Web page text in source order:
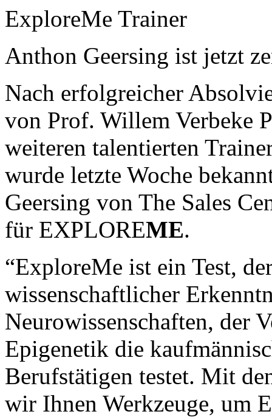
ExploreMe Trainer
Anthon Geersing ist jetzt
Nach erfolgreicher
von Prof. Willem Verbeke
weiteren talentierten
wurde letzte Woche
Geersing von The Sales
für EXPLOREME.
“ExploreMe ist ein Test,
wissenschaftlicher
Neurowissenschaften, der
Epigenetik die
Berufstätigen testet. Mit
wir Ihnen Werkzeuge, um